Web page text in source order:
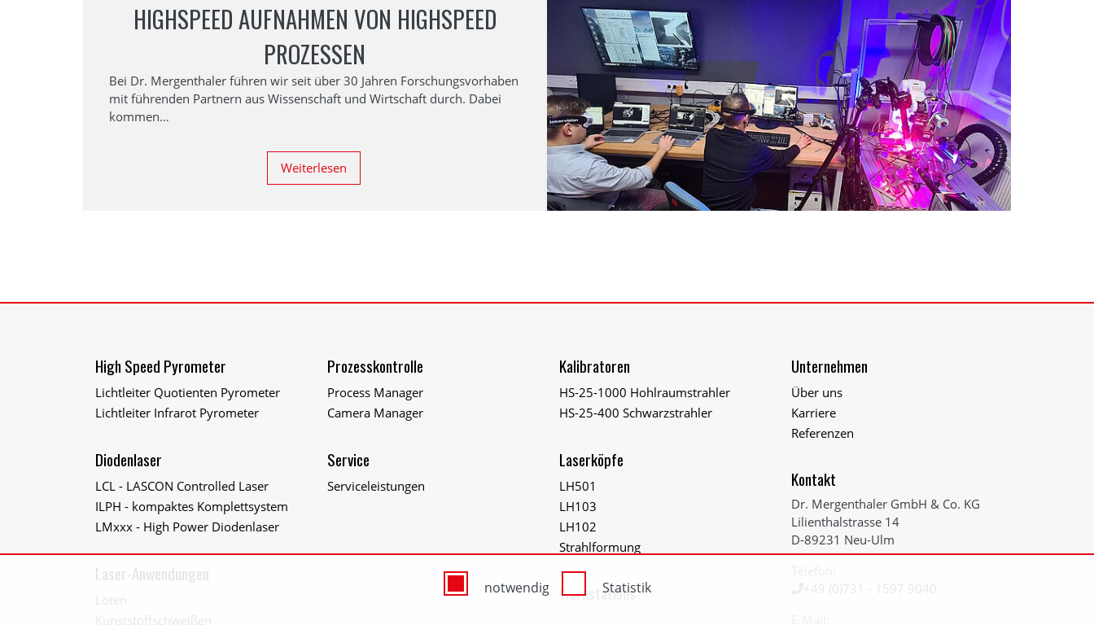
HIGHSPEED AUFNAHMEN VON HIGHSPEED
PROZESSEN
Bei Dr. Mergenthaler führen wir seit über 30 Jahren Forschungsvorhaben
mit führenden Partnern aus Wissenschaft und Wirtschaft durch. Dabei
kommen…
Weiterlesen
High Speed Pyrometer
Lichtleiter Quotienten Pyrometer
Lichtleiter Infrarot Pyrometer
Diodenlaser
LCL - LASCON Controlled Laser
ILPH - kompaktes Komplettsystem
LMxxx - High Power Diodenlaser
Laser-Anwendungen
Löten
Kunststoffschweißen
Prozesskontrolle
Process Manager
Camera Manager
Service
Serviceleistungen
Kalibratoren
HS-25-1000 Hohlraumstrahler
HS-25-400 Schwarzstrahler
Laserköpfe
LH501
LH103
LH102
Strahlformung
Workstations
Unternehmen
Über uns
Karriere
Referenzen
Kontakt
Dr. Mergenthaler GmbH & Co. KG
Lilienthalstrasse 14
D-89231 Neu-Ulm
+49 (0)731 - 1597 9040
notwendig Statistik